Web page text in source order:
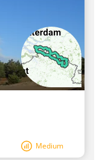
Medium